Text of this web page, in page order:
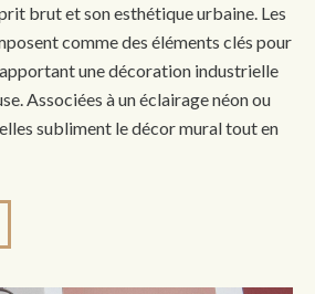
brut et son esthétique urbaine. Les
comme des éléments clés pour
une décoration industrielle
Associées à un éclairage néon ou
subliment le décor mural tout en